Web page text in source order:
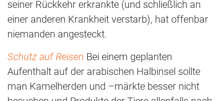
seiner Rückkehr erkrankte (und schließlich an
einer anderen Krankheit verstarb), hat offenbar
niemanden angesteckt.
Schutz auf Reisen Bei einem geplanten
Aufenthalt auf der arabischen Halbinsel sollte
man Kamelherden und –märkte besser nicht